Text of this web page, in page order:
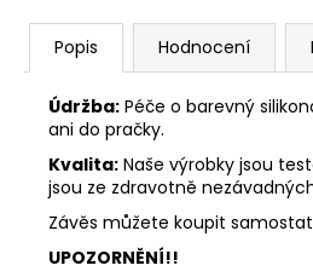
Popis Hodnocení
Údržba: Péče o barevný
ani do pračky.
Kvalita: Naše výrobky jsou
jsou ze zdravotně
Závěs můžete koupit
UPOZORNĚNÍ!!